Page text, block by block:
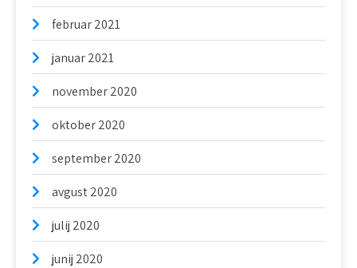
februar 2021
januar 2021
november 2020
oktober 2020
september 2020
avgust 2020
julij 2020
junij 2020